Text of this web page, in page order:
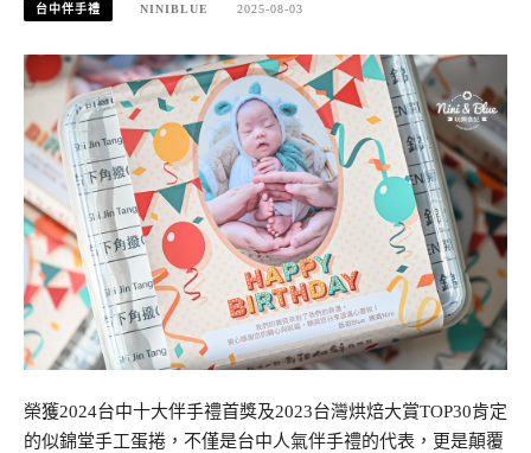
台中伴手禮 NINIBLUE 2025-08-03
榮獲2024台中十大伴手禮首獎及2023台灣烘焙大賞TOP30肯定
的似錦堂手工蛋捲，不僅是台中人氣伴手禮的代表，更是顛覆